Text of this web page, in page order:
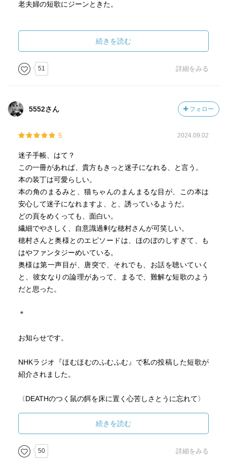
老夫婦の短歌にジーンときた。
こんなこと本当に起きるんだ、とびっくり。
カレー嫌いの人々
「密かに力を合わせてハヤシライスを支援しているのだ」
最近仕事が忙しくて心も身体もボロボロ。
を読んで少し元気を貰えました。ほっこりしました。
続きを読む
51 詳細をみる
5552さん フォロー
5 2024.09.02
迷子手帳、はて？
この一冊があれば、貴方もきっと迷子になれる、と言う。
本の装丁は可愛らしい。
本の角のまるみと、猫ちゃんのまんまるな目が、この本は
安心して迷子になれますよ、と、誘っているようだ。
どの頁をめくっても、面白い。
繊細でやさしく、自意識過剰な穂村さんが可笑しい。
穂村さんと奥様とのエピソードは、ほのぼのしすぎて、も
はやファンタジーめいている。
奥様は第一声目が、唐突で、それでも、お話を聴いていく
と、彼女なりの論理があって、まるで、難解な短歌のよう
だと思った。
＊
お知らせです。
NHKラジオ『ほむほむのふむふむ』で私の投稿した短歌が
紹介されました。
〈DEATHのつく鼠の餌を床に置く心苦しさとうに忘れて〉
ほむほむの「ほんとに忘れていたらこんな短歌作らない」
とのコメントにハッとさせられました。
ほむほむ、ありがとうございました！
続きを読む
50 詳細をみる